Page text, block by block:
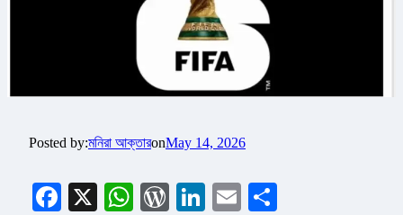
Posted by:মনিরা আক্তারonMay 14, 2026
Facebook
X WhatsApp
WordPress
LinkedIn
Email